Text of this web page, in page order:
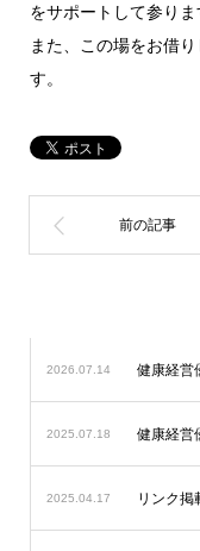
をサポートして参りま
また、この場をお借
す。
2026.07.14 健康経営
2025.07.18 健康経営
2025.04.17 リンク掲